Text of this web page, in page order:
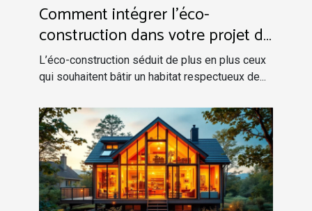
Comment intégrer l'éco-
construction dans votre projet de
maison personnalisée ?
L’éco-construction séduit de plus en plus ceux
qui souhaitent bâtir un habitat respectueux de...